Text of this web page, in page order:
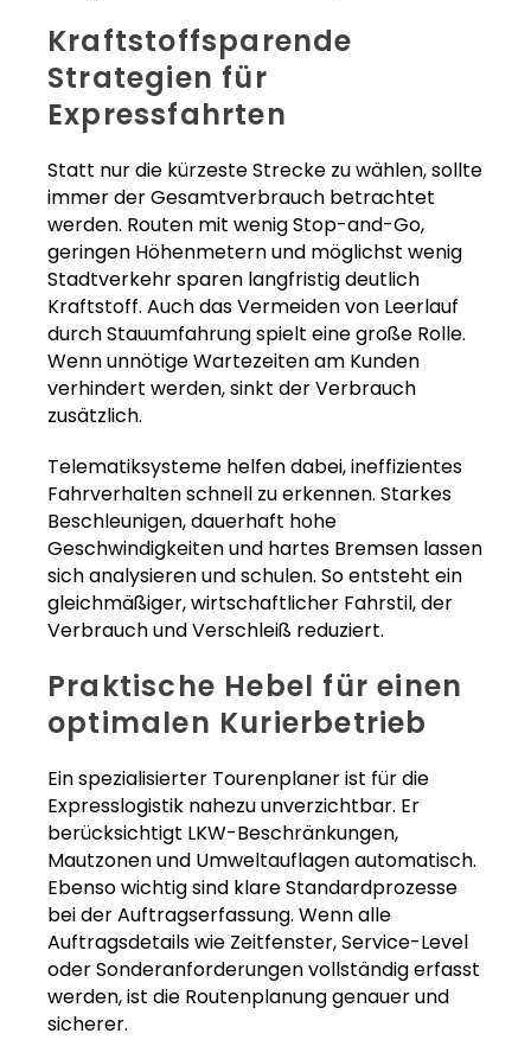
Kraftstoffsparende
Strategien für
Expressfahrten
Statt nur die kürzeste Strecke zu wählen, sollte
immer der Gesamtverbrauch betrachtet
werden. Routen mit wenig Stop-and-Go,
geringen Höhenmetern und möglichst wenig
Stadtverkehr sparen langfristig deutlich
Kraftstoff. Auch das Vermeiden von Leerlauf
durch Stauumfahrung spielt eine große Rolle.
Wenn unnötige Wartezeiten am Kunden
verhindert werden, sinkt der Verbrauch
zusätzlich.
Telematiksysteme helfen dabei, ineffizientes
Fahrverhalten schnell zu erkennen. Starkes
Beschleunigen, dauerhaft hohe
Geschwindigkeiten und hartes Bremsen lassen
sich analysieren und schulen. So entsteht ein
gleichmäßiger, wirtschaftlicher Fahrstil, der
Verbrauch und Verschleiß reduziert.
Praktische Hebel für einen
optimalen Kurierbetrieb
Ein spezialisierter Tourenplaner ist für die
Expresslogistik nahezu unverzichtbar. Er
berücksichtigt LKW-Beschränkungen,
Mautzonen und Umweltauflagen automatisch.
Ebenso wichtig sind klare Standardprozesse
bei der Auftragserfassung. Wenn alle
Auftragsdetails wie Zeitfenster, Service-Level
oder Sonderanforderungen vollständig erfasst
werden, ist die Routenplanung genauer und
sicherer.